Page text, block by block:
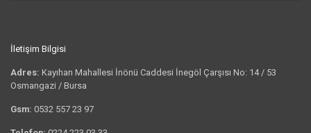
İletişim Bilgisi
Adres: Kayıhan Mahallesi İnönü Caddesi İnegöl Çarşısı No: 14 / 53
Osmangazi / Bursa
Gsm: 0532 557 23 97